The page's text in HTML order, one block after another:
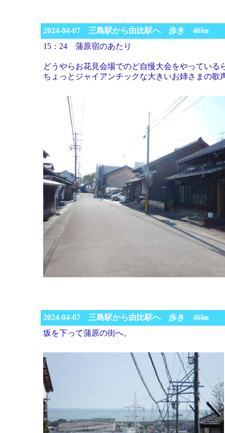
2024-04-07 三島駅から由比駅へ 歩き 46㎞
15：24 蒲原宿のあたり
どうやらお花見会場でのど自慢大会をやっている
ちょっとジャイアンチックな大きいお姉さまの歌
2024-04-07 三島駅から由比駅へ 歩き 46㎞
坂を下って蒲原の街へ。